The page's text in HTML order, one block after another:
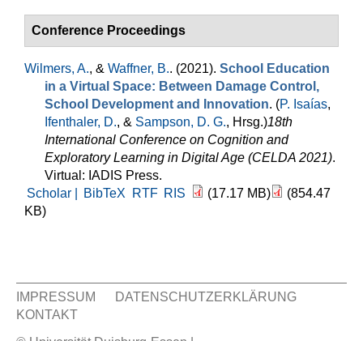
Conference Proceedings
Wilmers, A., & Waffner, B.. (2021). School Education
in a Virtual Space: Between Damage Control,
School Development and Innovation. (P. Isaías,
Ifenthaler, D., & Sampson, D. G., Hrsg.)18th
International Conference on Cognition and
Exploratory Learning in Digital Age (CELDA 2021).
Virtual: IADIS Press.
Scholar |
BibTeX RTF RIS (17.17 MB)
(854.47
KB)
Sekundär Menü
IMPRESSUM
DATENSCHUTZERKLÄRUNG
KONTAKT